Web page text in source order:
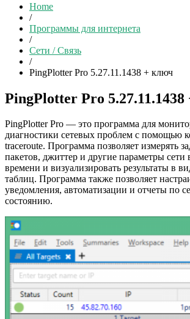
Home
/
Программы для интернета
/
Сети / Связь
/
PingPlotter Pro 5.27.11.1438 + ключ
PingPlotter Pro
PingPlotter Pro — это программа для
диагностики сетевых проблем с помощью
traceroute. Программа позволяет измерять
пакетов, джиттер и другие параметры сети
времени и визуализировать результаты в
таблиц. Программа также позволяет
уведомления, автоматизации и отчеты по
состоянию.